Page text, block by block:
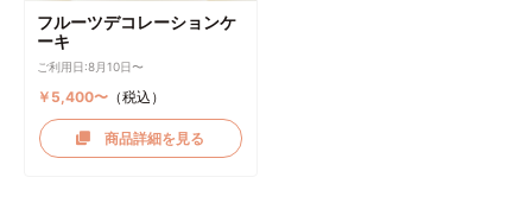
フルーツデコレーションケ
ーキ
ご利用日:8月10日〜
￥5,400〜（税込）
商品詳細を見る